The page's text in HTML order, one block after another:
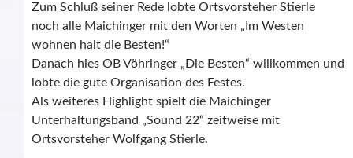
Zum Schluß seiner Rede lobte Ortsvorsteher Stierle
noch alle Maichinger mit den Worten „Im Westen
wohnen halt die Besten!“
Danach hies OB Vöhringer „Die Besten“ willkommen und
lobte die gute Organisation des Festes.
Als weiteres Highlight spielt die Maichinger
Unterhaltungsband „Sound 22“ zeitweise mit
Ortsvorsteher Wolfgang Stierle.